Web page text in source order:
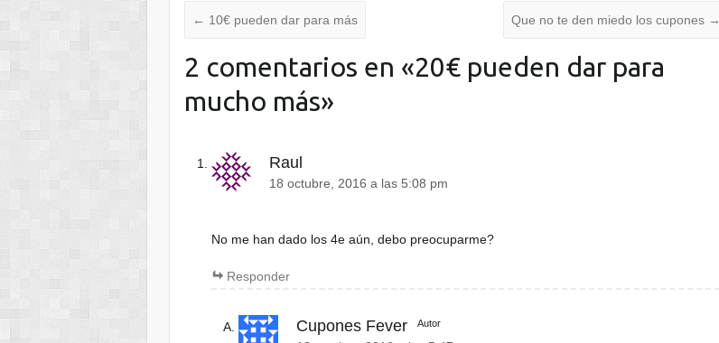
← 10€ pueden dar para más Que no te den miedo los cupones →
2 comentarios en «20€ pueden dar para
mucho más»
Raul
18 octubre, 2016 a las 5:08 pm
No me han dado los 4e aún, debo preocuparme?
Responder
Cupones Fever Autor